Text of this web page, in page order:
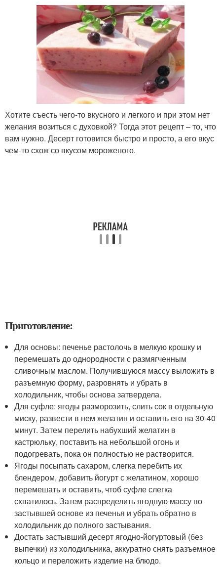
Хотите съесть чего-то вкусного и легкого и при этом нет
желания возиться с духовкой? Тогда этот рецепт – то, что
вам нужно. Десерт готовится быстро и просто, а его вкус
чем-то схож со вкусом мороженого.
Приготовление:
Для основы: печенье растолочь в мелкую крошку и
перемешать до однородности с размягченным
сливочным маслом. Получившуюся массу выложить в
разъемную форму, разровнять и убрать в
холодильник, чтобы основа затвердела.
Для суфле: ягоды разморозить, слить сок в отдельную
миску, развести в нем желатин и оставить его на 30-40
минут. Затем перелить набухший желатин в
кастрюльку, поставить на небольшой огонь и
подогревать, пока он полностью не растворится.
Ягоды посыпать сахаром, слегка перебить их
блендером, добавить йогурт с желатином, хорошо
перемешать и оставить, чтоб суфле слегка
схватилось. Затем распределить ягодную массу по
застывшей основе из печенья и убрать обратно в
холодильник до полного застывания.
Достать застывший десерт ягодно-йогуртовый (без
выпечки) из холодильника, аккуратно снять разъемное
кольцо и переложить изделие на блюдо.